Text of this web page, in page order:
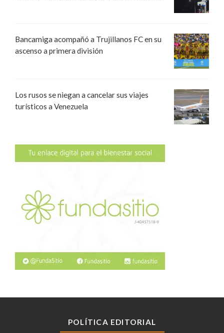
Bancamiga acompañó a Trujillanos FC en su
ascenso a primera división
Los rusos se niegan a cancelar sus viajes
turísticos a Venezuela
POLÍTICA EDITORIAL